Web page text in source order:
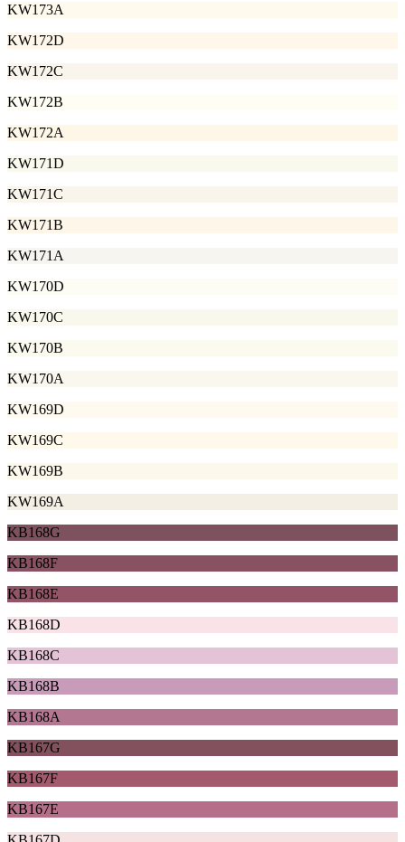
KW173A
KW172D
KW172C
KW172B
KW172A
KW171D
KW171C
KW171B
KW171A
KW170D
KW170C
KW170B
KW170A
KW169D
KW169C
KW169B
KW169A
KB168G
KB168F
KB168E
KB168D
KB168C
KB168B
KB168A
KB167G
KB167F
KB167E